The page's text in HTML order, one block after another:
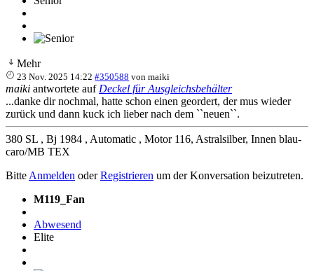
Mehr
23 Nov. 2025 14:22 #350588 vonmaiki
maiki antwortete auf Deckel für Ausgleichsbehälter
...danke dir nochmal, hatte schon einen geordert, der mus wieder
zurück und dann kuck ich lieber nach dem ``neuen``.
380 SL , Bj 1984 , Automatic , Motor 116, Astralsilber, Innen blau-
caro/MB TEX
Bitte Anmelden oderRegistrieren um der Konversation beizutreten.
M119_Fan
Abwesend
Elite